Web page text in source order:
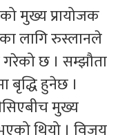
मुख्य प्रायोजक
लागि रुस्लानले
छ । सम्झौता
बृद्धि हुनेछ ।
मुख्य